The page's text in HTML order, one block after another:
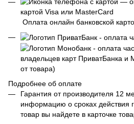
Оплата онлайн банковской
владельцев карт ПриватБанка и
от товара)
Подробнее об оплате
Гарантия от производителя 12
информацию о сроках действия
товар вы найдете в карточке